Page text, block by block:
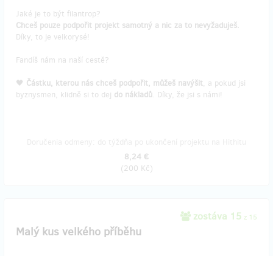
Jaké je to být filantrop?
Chceš pouze podpořit projekt samotný a nic za to nevyžaduješ.
Díky, to je velkorysé!
Fandíš nám na naší cestě?
🖤 Částku, kterou nás chceš podpořit, můžeš navýšit, a pokud jsi
byznysmen, klidně si to dej do nákladů. Díky, že jsi s námi!
8,24 €
(200 Kč)
zostáva 15 z 15
Malý kus velkého příběhu